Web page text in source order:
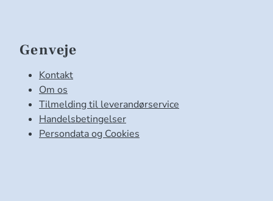
Genveje
Kontakt
Om os
Tilmelding til leverandørservice
Handelsbetingelser
Persondata og Cookies